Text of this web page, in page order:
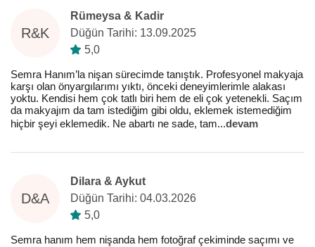
R&K
Rümeysa & Kadir
Düğün Tarihi: 13.09.2025
5,0
Semra Hanım’la nişan sürecimde tanıştık. Profesyonel makyaja
karşı olan önyargılarımı yıktı, önceki deneyimlerimle alakası
yoktu. Kendisi hem çok tatlı biri hem de eli çok yetenekli. Saçım
da makyajım da tam istediğim gibi oldu, eklemek istemediğim
hiçbir şeyi eklemedik. Ne abartı ne sade, tam...devam
D&A
Dilara & Aykut
Düğün Tarihi: 04.03.2026
5,0
Semra hanım hem nişanda hem fotoğraf çekiminde saçımı ve